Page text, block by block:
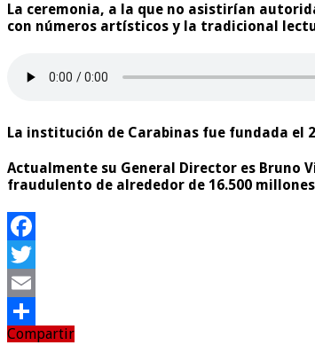
La ceremonia, a la que no asistirían
con números artísticos y la tradicional
La institución de Carabinas fue fundada el
Actualmente su General Director es Bruno
fraudulento de alrededor de 16.500
Facebook
Twitter
Email
Compartir
Compartir